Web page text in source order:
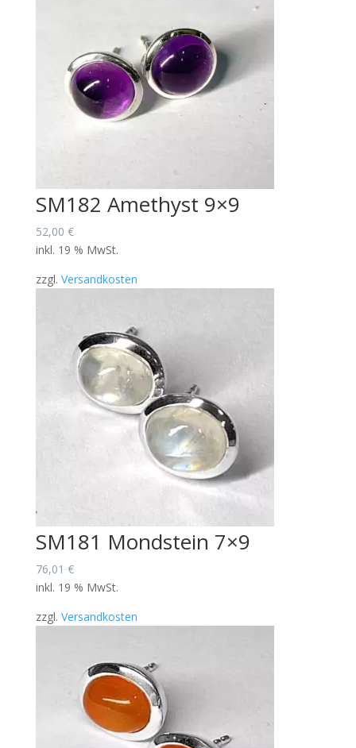
SM182 Amethyst 9×9
52,00 €
inkl. 19 % MwSt.
zzgl. Versandkosten
SM181 Mondstein 7×9
76,01 €
inkl. 19 % MwSt.
zzgl. Versandkosten